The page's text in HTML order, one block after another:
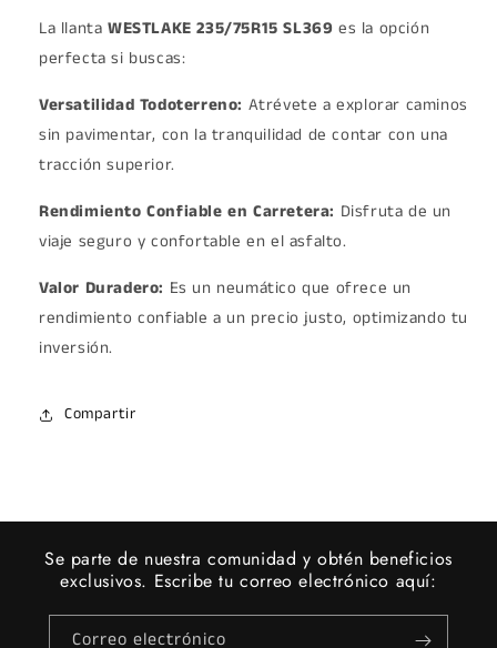
La llanta WESTLAKE 235/75R15 SL369 es la opción
perfecta si buscas:
Versatilidad Todoterreno: Atrévete a explorar caminos
sin pavimentar, con la tranquilidad de contar con una
tracción superior.
Rendimiento Confiable en Carretera: Disfruta de un
viaje seguro y confortable en el asfalto.
Valor Duradero: Es un neumático que ofrece un
rendimiento confiable a un precio justo, optimizando tu
inversión.
Compartir
Se parte de nuestra comunidad y obtén beneficios
exclusivos. Escribe tu correo electrónico aquí:
Correo electrónico